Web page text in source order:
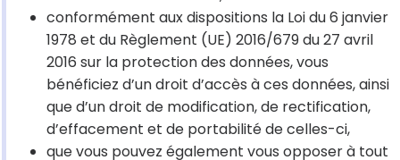
conformément aux dispositions la Loi du 6 janvier
1978 et du Règlement (UE) 2016/679 du 27 avril
2016 sur la protection des données, vous
bénéficiez d’un droit d’accès à ces données, ainsi
que d’un droit de modification, de rectification,
d’effacement et de portabilité de celles-ci,
que vous pouvez également vous opposer à tout